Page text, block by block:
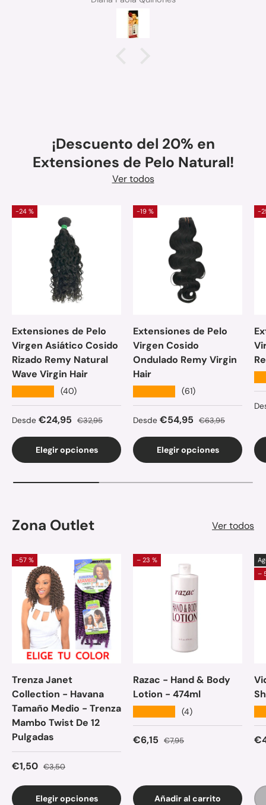
¡Descuento del 20% en
Extensiones de Pelo Natural!
Ver todos
-24 %
Extensiones de Pelo
Virgen Asiático Cosido
Rizado Remy Natural
Wave Virgin Hair
(40)
Precio de venta
Desde €24,95 Precio normal
€32,95
Elegir opciones
-19 %
Extensiones de Pelo
Virgen Cosido
Ondulado Remy Virgin
Hair
(61)
Precio de venta
Desde €54,95 Precio normal
€63,95
Elegir opciones
-
Zona Outlet Ver todos
-57 %
Trenza Janet
Collection - Havana
Tamaño Medio - Trenza
Mambo Twist De 12
Pulgadas
Precio de venta
€1,50 Precio normal
€3,50
Elegir opciones
– 23 %
Razac - Hand & Body
Lotion - 474ml
(4)
Precio de venta
€6,15 Precio normal
€7,95
Añadir al carrito
–